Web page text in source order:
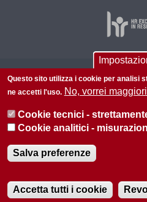
© 2026 Università di Padova
P.I. 00742430283
Privacy policy Informazioni
Questo sito utilizza i cookie per analisi
ne accetti l'uso. No, vorrei
Cookie tecnici -
Cookie analitici -
Salva preferenze
Accetta tutti i cookie